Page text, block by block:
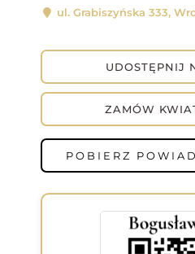
ul. Grabiszyńska 333,
UDOSTĘPNIJ
ZAMÓW
POBIERZ